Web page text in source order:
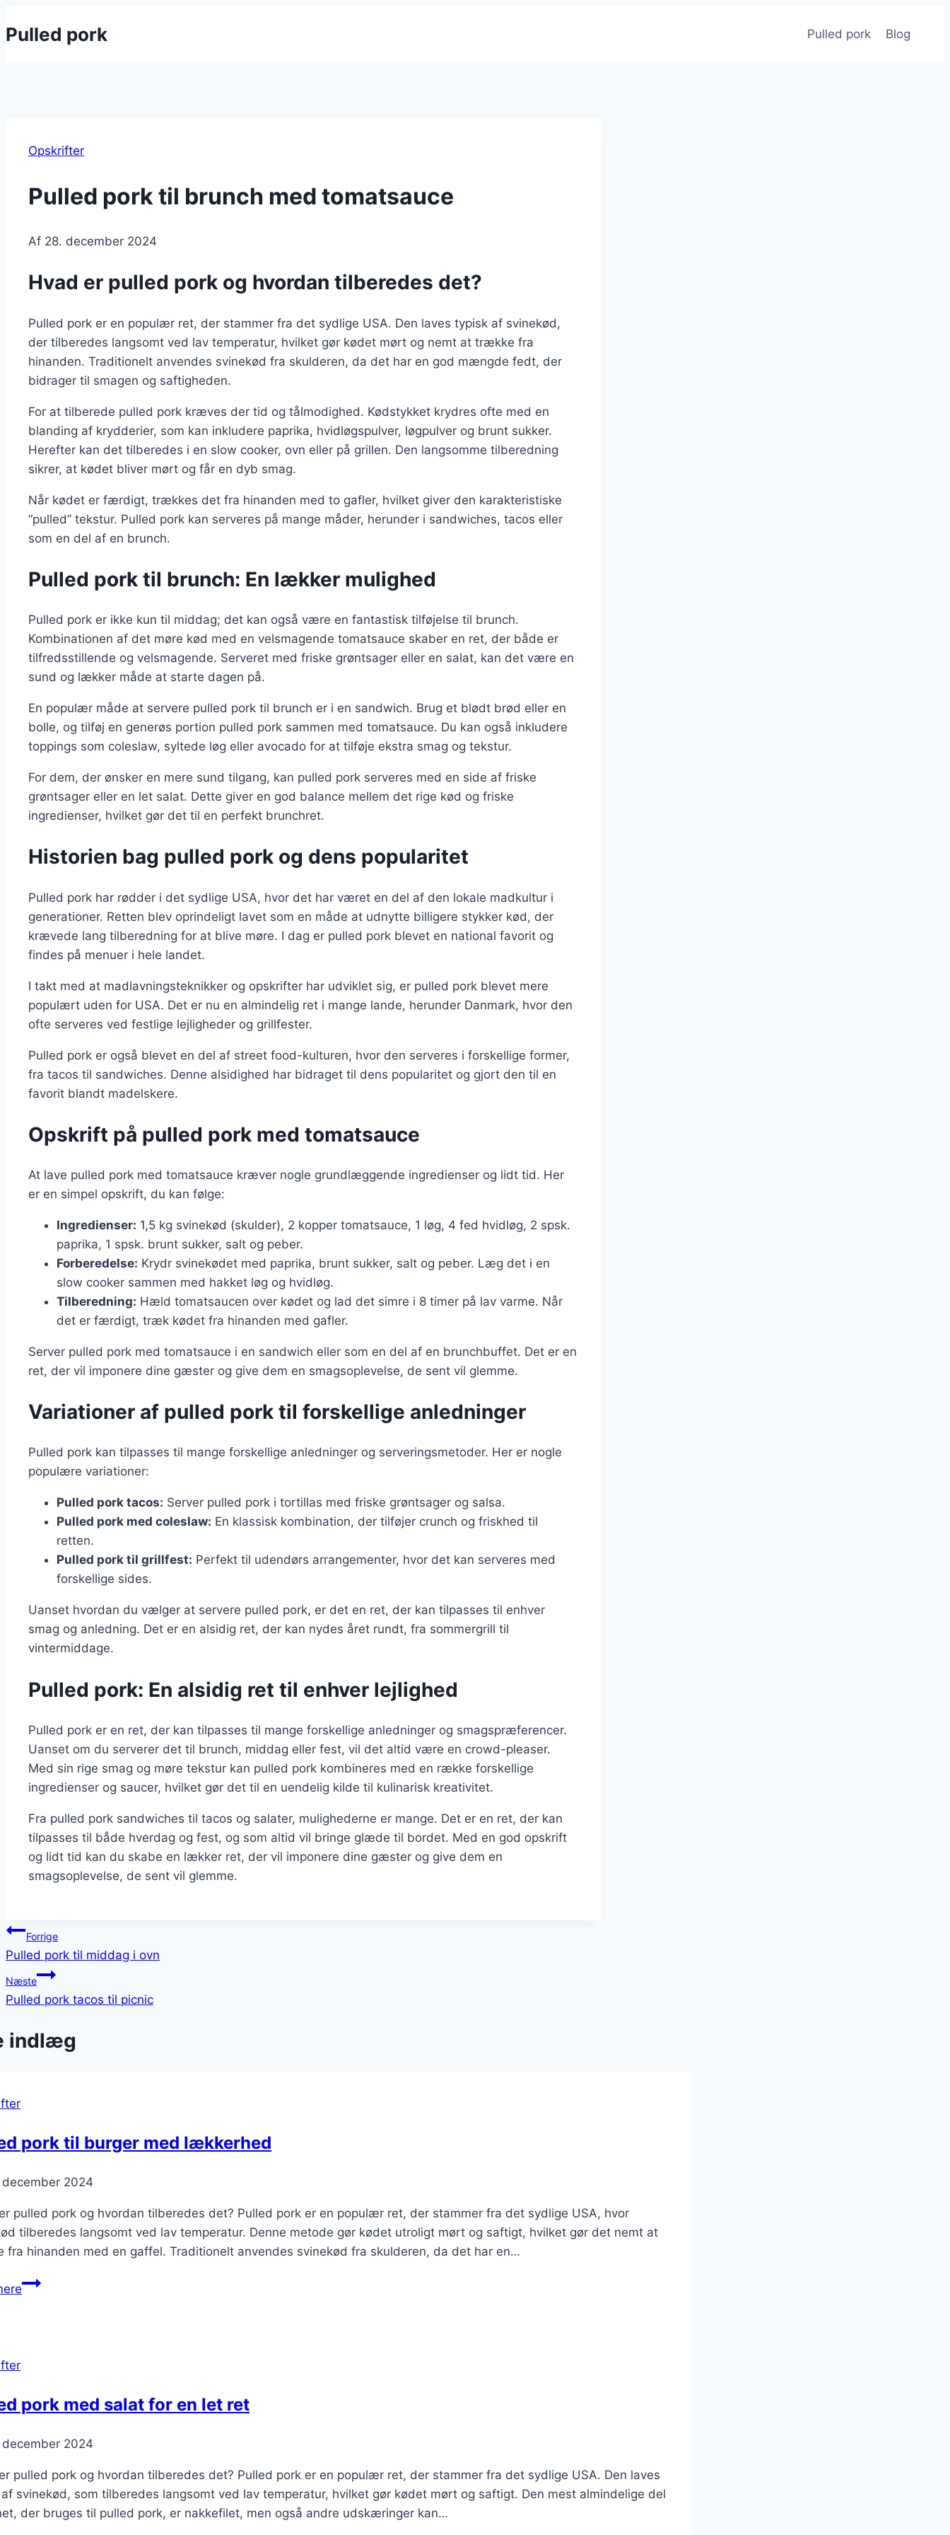
til
Pulled pork Pulled pork Blog
Opskrifter
Pulled pork til brunch med tomatsauce
Af 28. december 2024
Hvad er pulled pork og hvordan tilberedes det?
Pulled pork er en populær ret, der stammer fra det sydlige USA. Den laves typisk af svinekød,
der tilberedes langsomt ved lav temperatur, hvilket gør kødet mørt og nemt at trække fra
hinanden. Traditionelt anvendes svinekød fra skulderen, da det har en god mængde fedt, der
bidrager til smagen og saftigheden.
For at tilberede pulled pork kræves der tid og tålmodighed. Kødstykket krydres ofte med en
blanding af krydderier, som kan inkludere paprika, hvidløgspulver, løgpulver og brunt sukker.
Herefter kan det tilberedes i en slow cooker, ovn eller på grillen. Den langsomme tilberedning
sikrer, at kødet bliver mørt og får en dyb smag.
Når kødet er færdigt, trækkes det fra hinanden med to gafler, hvilket giver den karakteristiske
“pulled” tekstur. Pulled pork kan serveres på mange måder, herunder i sandwiches, tacos eller
som en del af en brunch.
Pulled pork til brunch: En lækker mulighed
Pulled pork er ikke kun til middag; det kan også være en fantastisk tilføjelse til brunch.
Kombinationen af det møre kød med en velsmagende tomatsauce skaber en ret, der både er
tilfredsstillende og velsmagende. Serveret med friske grøntsager eller en salat, kan det være en
sund og lækker måde at starte dagen på.
En populær måde at servere pulled pork til brunch er i en sandwich. Brug et blødt brød eller en
bolle, og tilføj en generøs portion pulled pork sammen med tomatsauce. Du kan også inkludere
toppings som coleslaw, syltede løg eller avocado for at tilføje ekstra smag og tekstur.
For dem, der ønsker en mere sund tilgang, kan pulled pork serveres med en side af friske
grøntsager eller en let salat. Dette giver en god balance mellem det rige kød og friske
ingredienser, hvilket gør det til en perfekt brunchret.
Historien bag pulled pork og dens popularitet
Pulled pork har rødder i det sydlige USA, hvor det har været en del af den lokale madkultur i
generationer. Retten blev oprindeligt lavet som en måde at udnytte billigere stykker kød, der
krævede lang tilberedning for at blive møre. I dag er pulled pork blevet en national favorit og
findes på menuer i hele landet.
I takt med at madlavningsteknikker og opskrifter har udviklet sig, er pulled pork blevet mere
populært uden for USA. Det er nu en almindelig ret i mange lande, herunder Danmark, hvor den
ofte serveres ved festlige lejligheder og grillfester.
Pulled pork er også blevet en del af street food-kulturen, hvor den serveres i forskellige former,
fra tacos til sandwiches. Denne alsidighed har bidraget til dens popularitet og gjort den til en
favorit blandt madelskere.
Opskrift på pulled pork med tomatsauce
At lave pulled pork med tomatsauce kræver nogle grundlæggende ingredienser og lidt tid. Her
er en simpel opskrift, du kan følge:
Ingredienser: 1,5 kg svinekød (skulder), 2 kopper tomatsauce, 1 løg, 4 fed hvidløg, 2 spsk.
paprika, 1 spsk. brunt sukker, salt og peber.
Forberedelse: Krydr svinekødet med paprika, brunt sukker, salt og peber. Læg det i en
slow cooker sammen med hakket løg og hvidløg.
Tilberedning: Hæld tomatsaucen over kødet og lad det simre i 8 timer på lav varme. Når
det er færdigt, træk kødet fra hinanden med gafler.
Server pulled pork med tomatsauce i en sandwich eller som en del af en brunchbuffet. Det er en
ret, der vil imponere dine gæster og give dem en smagsoplevelse, de sent vil glemme.
Variationer af pulled pork til forskellige anledninger
Pulled pork kan tilpasses til mange forskellige anledninger og serveringsmetoder. Her er nogle
populære variationer:
Pulled pork tacos: Server pulled pork i tortillas med friske grøntsager og salsa.
Pulled pork med coleslaw: En klassisk kombination, der tilføjer crunch og friskhed til
retten.
Pulled pork til grillfest: Perfekt til udendørs arrangementer, hvor det kan serveres med
forskellige sides.
Uanset hvordan du vælger at servere pulled pork, er det en ret, der kan tilpasses til enhver
smag og anledning. Det er en alsidig ret, der kan nydes året rundt, fra sommergrill til
vintermiddage.
Pulled pork: En alsidig ret til enhver lejlighed
Pulled pork er en ret, der kan tilpasses til mange forskellige anledninger og smagspræferencer.
Uanset om du serverer det til brunch, middag eller fest, vil det altid være en crowd-pleaser.
Med sin rige smag og møre tekstur kan pulled pork kombineres med en række forskellige
ingredienser og saucer, hvilket gør det til en uendelig kilde til kulinarisk kreativitet.
Fra pulled pork sandwiches til tacos og salater, mulighederne er mange. Det er en ret, der kan
tilpasses til både hverdag og fest, og som altid vil bringe glæde til bordet. Med en god opskrift
og lidt tid kan du skabe en lækker ret, der vil imponere dine gæster og give dem en
smagsoplevelse, de sent vil glemme.
Indlægsnavigation
Forrige
Pulled pork til middag i ovn
Næste
Pulled pork tacos til picnic
indlæg
pork til burger med lækkerhed
2024
pulled pork og hvordan tilberedes det? Pulled pork er en populær ret, der stammer fra det sydlige USA, hvor
tilberedes langsomt ved lav temperatur. Denne metode gør kødet utroligt mørt og saftigt, hvilket gør det nemt at
fra hinanden med en gaffel. Traditionelt anvendes svinekød fra skulderen, da det har en…
Pulled
pork med salat for en let ret
2024
pulled pork og hvordan tilberedes det? Pulled pork er en populær ret, der stammer fra det sydlige USA. Den laves
svinekød, som tilberedes langsomt ved lav temperatur, hvilket gør kødet mørt og saftigt. Den mest almindelige del
der bruges til pulled pork, er nakkefilet, men også andre udskæringer kan…